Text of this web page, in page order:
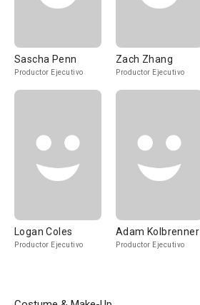
Sascha Penn
Productor Ejecutivo
Zach Zhang
Productor Ejecutivo
Logan Coles
Productor Ejecutivo
Adam Kolbrenner
Productor Ejecutivo